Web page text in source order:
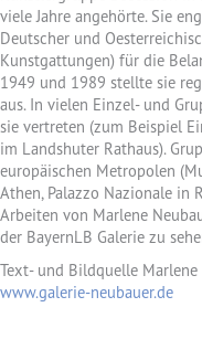
viele Jahre angehörte. Sie
Deutscher und
Kunstgattungen) für die
1949 und 1989 stellte sie
aus. In vielen Einzel- und
sie vertreten (zum Beispiel
im Landshuter Rathaus).
europäischen Metropolen
Athen, Palazzo Nazionale in
Arbeiten von Marlene
der BayernLB Galerie zu
Text- und Bildquelle
www.galerie-neubauer.de